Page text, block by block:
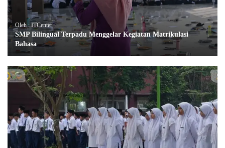
Oleh : ITCenter
SMP Bilingual Terpadu Menggelar Kegiatan Matrikulasi
Bahasa